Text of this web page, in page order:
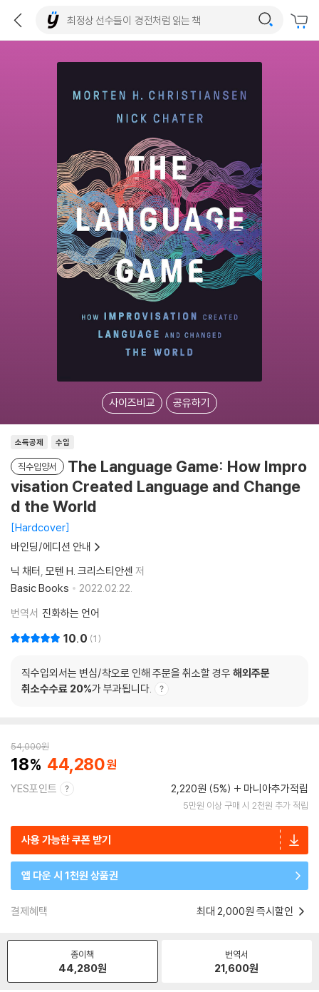
사이즈비교 공유하기
소득공제 수입
직수입양서
The Language Game: How Impro
visation Created Language and Change
d the World
Hardcover
바인딩/에디션 안내
닉 채터 모텐 H. 크리스티안센 저
Basic Books
2022.02.22.
번역서 진화하는 언어
10.0 1
직수입외서는 변심/착오로 인해 주문을 취소할 경우 해외주문
취소수수료 20%가 부과됩니다.
54,000원
18 44,280
YES포인트 2,220원 (5%) 마니아추가적립
5만원 이상 구매 시 2천원 추가 적립
사용 가능한 쿠폰 받기
앱 다운 시 1천원 상품권
결제혜택 최대 2,000원 즉시할인
종이책
44,280원
번역서
21,600원